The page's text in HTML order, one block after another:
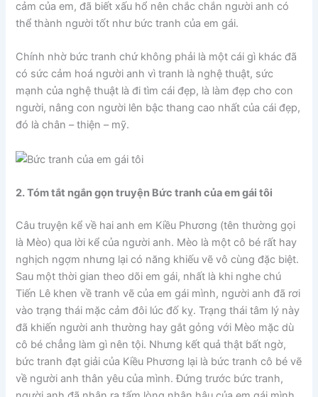
cảm của em, đã biết xấu hổ nên chắc chắn người anh có
thể thành người tốt như bức tranh của em gái.
Chính nhờ bức tranh chứ không phải là một cái gì khác đã
có sức cảm hoá người anh vì tranh là nghệ thuật, sức
mạnh của nghệ thuật là đi tìm cái đẹp, là làm đẹp cho con
người, nâng con người lên bậc thang cao nhất của cái đẹp,
đó là chân – thiện – mỹ.
2. Tóm tắt ngắn gọn truyện Bức tranh của em gái tôi
Câu truyện kể về hai anh em Kiều Phương (tên thường gọi
là Mèo) qua lời kể của người anh. Mèo là một cô bé rất hay
nghịch ngợm nhưng lại có năng khiếu vẽ vô cùng đặc biệt.
Sau một thời gian theo dõi em gái, nhất là khi nghe chú
Tiến Lê khen về tranh vẽ của em gái mình, người anh đã rơi
vào trạng thái mặc cảm đôi lúc đố kỵ. Trạng thái tâm lý này
đã khiến người anh thường hay gắt gỏng với Mèo mặc dù
cô bé chẳng làm gì nên tội. Nhưng kết quả thật bất ngờ,
bức tranh đạt giải của Kiều Phương lại là bức tranh cô bé vẽ
về người anh thân yêu của mình. Đứng trước bức tranh,